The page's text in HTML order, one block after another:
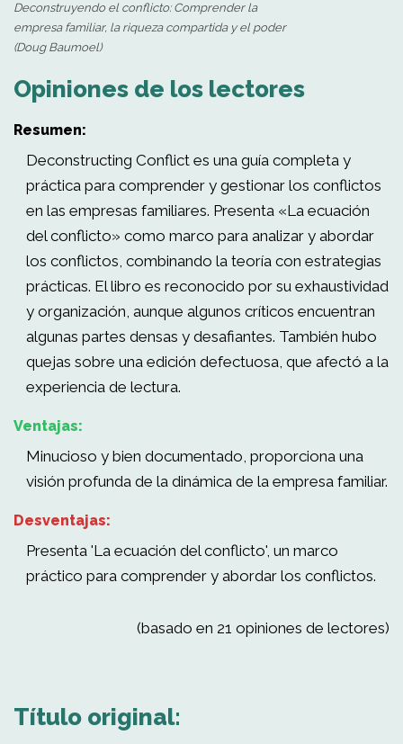
Deconstruyendo el conflicto: Comprender la
empresa familiar, la riqueza compartida y el poder
(Doug Baumoel)
Opiniones de los lectores
Resumen:
Deconstructing Conflict es una guía completa y
práctica para comprender y gestionar los conflictos
en las empresas familiares. Presenta «La ecuación
del conflicto» como marco para analizar y abordar
los conflictos, combinando la teoría con estrategias
prácticas. El libro es reconocido por su exhaustividad
y organización, aunque algunos críticos encuentran
algunas partes densas y desafiantes. También hubo
quejas sobre una edición defectuosa, que afectó a la
experiencia de lectura.
Ventajas:
Minucioso y bien documentado, proporciona una
visión profunda de la dinámica de la empresa familiar.
Desventajas:
Presenta 'La ecuación del conflicto', un marco
práctico para comprender y abordar los conflictos.
(basado en 21 opiniones de lectores)
Título original: